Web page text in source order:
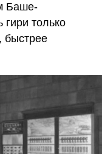
Баше-
только
быстрее